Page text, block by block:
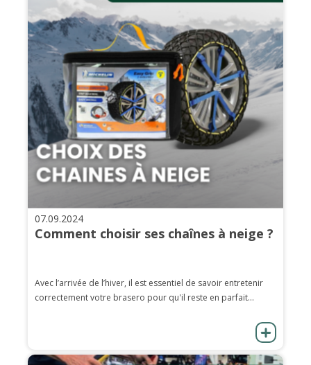
07.09.2024
Comment choisir ses chaînes à neige ?
Avec l’arrivée de l’hiver, il est essentiel de savoir entretenir
correctement votre brasero pour qu'il reste en parfait...